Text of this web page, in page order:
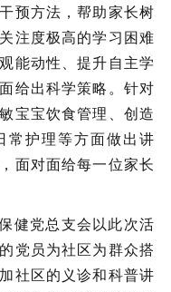
预方法，帮助家长树
注度极高的学习困难
能动性、提升自主学
给出科学策略。针对
宝宝饮食管理、创造
常护理等方面做出讲
面对面给每一位家长
健党总支会以此次活
党员为社区为群众搭
社区的义诊和科普讲